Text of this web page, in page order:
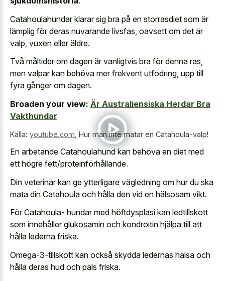
Catahoulahundar klarar sig bra på en storrasdiet som är
lämplig för deras nuvarande livsfas, oavsett om det är
valp, vuxen eller äldre.
Två måltider om dagen är vanligtvis bra för denna ras,
men valpar kan behöva mer frekvent utfodring, upp till
fyra gånger om dagen.
Broaden your view: Är Australiensiska Herdar Bra
Vakthundar
Källa: youtube.com Hur man inte matar en Catahoula-valp!
En arbetande Catahoulahund kan behöva en diet med
ett högre fett/proteinförhållande.
Din veterinär kan ge ytterligare vägledning om hur du ska
mata din Catahoula och hålla den vid en hälsosam vikt.
För Catahoula- hundar med höftdysplasi kan ledtillskott
som innehåller glukosamin och kondroitin hjälpa till att
hålla lederna friska.
Omega-3-tillskott kan också skydda ledernas hälsa och
hålla deras hud och päls friska.